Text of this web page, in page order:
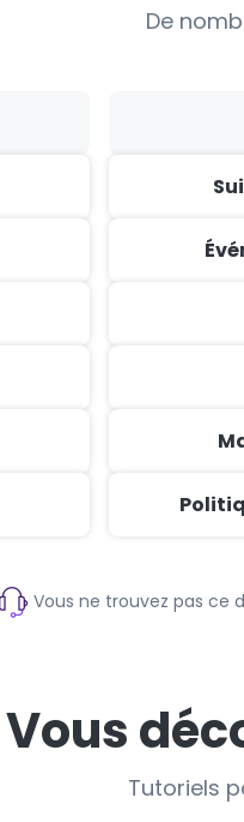
De
Vous ne trouvez pas ce
Vous
Tutoriels